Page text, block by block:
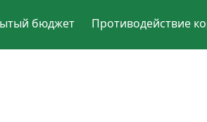
бюджет Противодействие